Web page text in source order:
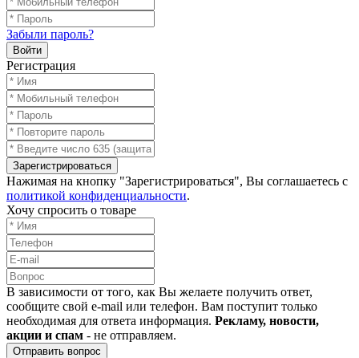
Забыли пароль?
Войти
Регистрация
Зарегистрироваться
Нажимая на кнопку "Зарегистрироваться", Вы соглашаетесь с
политикой конфиденциальности.
Хочу спросить о товаре
В зависимости от того, как Вы желаете получить ответ,
сообщите свой e-mail или телефон. Вам поступит только
необходимая для ответа информация. Рекламу, новости,
акции и спам - не отправляем.
Отправить вопрос